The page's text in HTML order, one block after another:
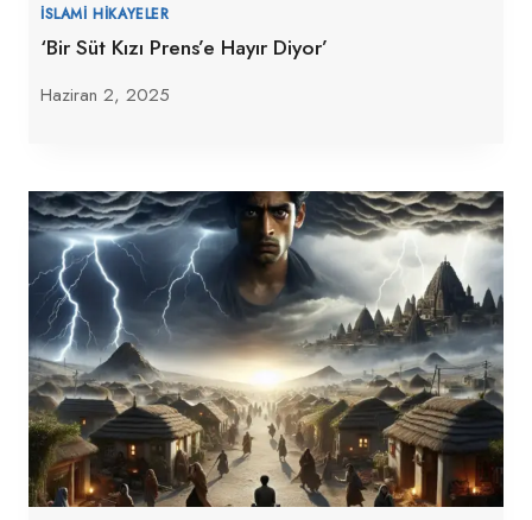
İSLAMI HIKAYELER
‘Bir Süt Kızı Prens’e Hayır Diyor’
Haziran 2, 2025